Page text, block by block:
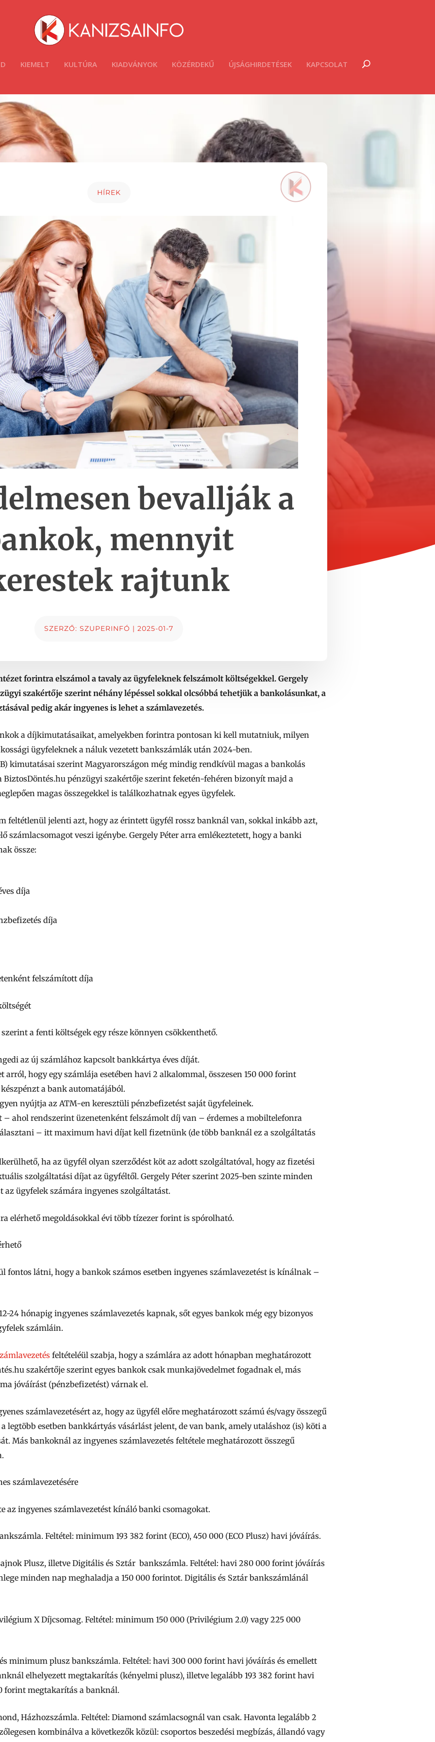
KIEMELT KULTÚRA KIADVÁNYOK KÖZÉRDEKŰ ÚJSÁGHIRDETÉSEK KAPCSOLAT
HÍREK
bevallják a
mennyit
rajtunk
SZERZŐ: SZUPERINFÓ | 2025-01-7
forintra elszámol a tavaly az ügyfeleknek felszámolt költségekkel. Gergely
szakértője szerint néhány lépéssel sokkal olcsóbbá tehetjük a bankolásunkat, a
pedig akár ingyenes is lehet a számlavezetés.
a díjkimutatásaikat, amelyekben forintra pontosan ki kell mutatniuk, milyen
ügyfeleknek a náluk vezetett bankszámlák után 2024-ben.
kimutatásai szerint Magyarországon még mindig rendkívül magas a bankolás
BiztosDöntés.hu pénzügyi szakértője szerint feketén-fehéren bizonyít majd a
magas összegekkel is találkozhatnak egyes ügyfelek.
feltétlenül jelenti azt, hogy az érintett ügyfél rossz banknál van, sokkal inkább azt,
számlacsomagot veszi igénybe. Gergely Péter arra emlékeztetett, hogy a banki
össze:
díja
díja
felszámított díja
a fenti költségek egy része könnyen csökkenthető.
az új számlához kapcsolt bankkártya éves díját.
hogy egy számlája esetében havi 2 alkalommal, összesen 150 000 forint
a bank automatájából.
nyújtja az ATM-en keresztüli pénzbefizetést saját ügyfeleinek.
ahol rendszerint üzenetenként felszámolt díj van – érdemes a mobiltelefonra
– itt maximum havi díjat kell fizetnünk (de több banknál ez a szolgáltatás
ha az ügyfél olyan szerződést köt az adott szolgáltatóval, hogy az fizetési
szolgáltatási díjat az ügyféltől. Gergely Péter szerint 2025-ben szinte minden
az ügyfelek számára ingyenes szolgáltatást.
elérhető megoldásokkal évi több tízezer forint is spórolható.
fontos látni, hogy a bankok számos esetben ingyenes számlavezetést is kínálnak –
24 hónapig ingyenes számlavezetés kapnak, sőt egyes bankok még egy bizonyos
számláin.
feltételéül szabja, hogy a számlára az adott hónapban meghatározott
szakértője szerint egyes bankok csak munkajövedelmet fogadnak el, más
jóváírást (pénzbefizetést) várnak el.
számlavezetésért az, hogy az ügyfél előre meghatározott számú és/vagy összegű
legtöbb esetben bankkártyás vásárlást jelent, de van bank, amely utaláshoz (is) köti a
Más bankoknál az ingyenes számlavezetés feltétele meghatározott összegű
számlavezetésére
az ingyenes számlavezetést kínáló banki csomagokat.
Feltétel: minimum 193 382 forint (ECO), 450 000 (ECO Plusz) havi jóváírás.
Plusz, illetve Digitális és Sztár bankszámla. Feltétel: havi 280 000 forint jóváírás
minden nap meghaladja a 150 000 forintot. Digitális és Sztár bankszámlánál
X Díjcsomag. Feltétel: minimum 150 000 (Privilégium 2.0) vagy 225 000
minimum plusz bankszámla. Feltétel: havi 300 000 forint havi jóváírás és emellett
elhelyezett megtakarítás (kényelmi plusz), illetve legalább 193 382 forint havi
forint megtakarítás a banknál.
Házhozszámla. Feltétel: Diamond számlacsognál van csak. Havonta legalább 2
kombinálva a következők közül: csoportos beszedési megbízás, állandó vagy